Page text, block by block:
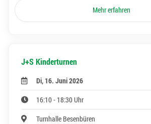
Mehr erfahren
J+S Kinderturnen
Di, 16. Juni 2026
16:10 - 18:30 Uhr
Turnhalle Besenbüren